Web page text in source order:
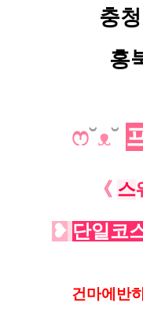
충
홍
ෆ˘ᴥ˘
《 스
❥ 단일 코
건마에반